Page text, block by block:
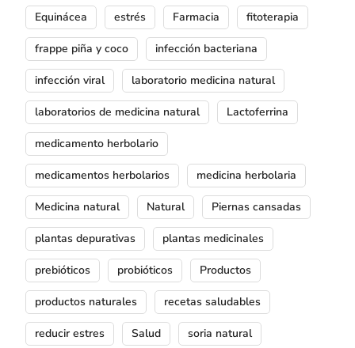
Equinácea estrés Farmacia fitoterapia
frappe piña y coco infección bacteriana
infección viral laboratorio medicina natural
laboratorios de medicina natural Lactoferrina
medicamento herbolario
medicamentos herbolarios medicina herbolaria
Medicina natural Natural Piernas cansadas
plantas depurativas plantas medicinales
prebióticos probióticos Productos
productos naturales recetas saludables
reducir estres Salud soria natural